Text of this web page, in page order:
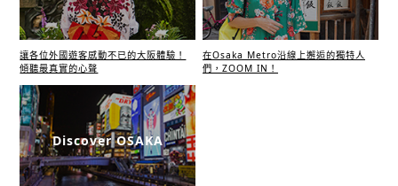
讓各位外國遊客感動不已的大阪體驗！
傾聽最真實的心聲
在Osaka Metro沿線上邂逅的獨特人
們，ZOOM IN！
Discover OSAKA